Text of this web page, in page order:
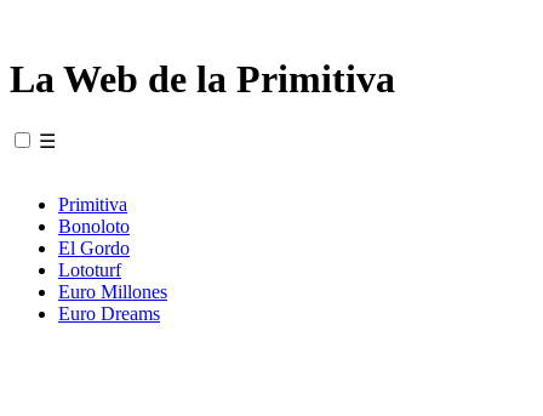
La Web de la Primitiva
☰
Primitiva
Bonoloto
El Gordo
Lototurf
Euro Millones
Euro Dreams